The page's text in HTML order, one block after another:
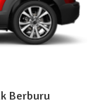
Berburu